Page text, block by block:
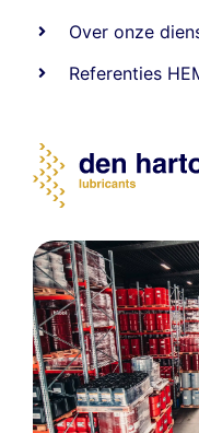
Over onze
Referenties